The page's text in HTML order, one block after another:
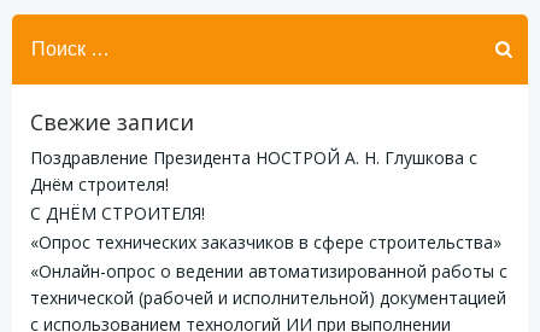
Найти:
Свежие записи
Поздравление Президента НОСТРОЙ А. Н. Глушкова с
Днём строителя!
С ДНЁМ СТРОИТЕЛЯ!
«Опрос технических заказчиков в сфере строительства»
«Онлайн-опрос о ведении автоматизированной работы с
технической (рабочей и исполнительной) документацией
с использованием технологий ИИ при выполнении